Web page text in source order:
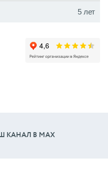
5 лет
КАНАЛ В МАХ